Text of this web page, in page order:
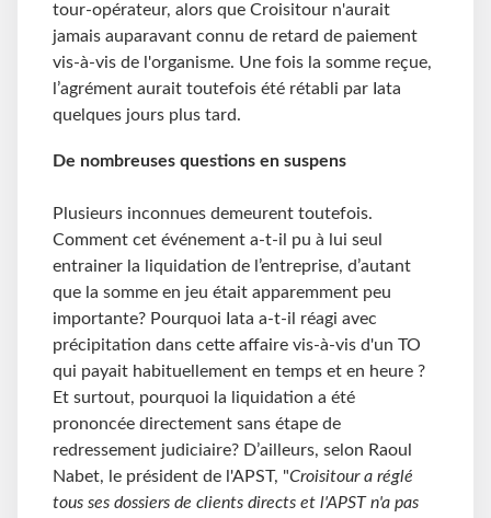
tour-opérateur, alors que Croisitour n'aurait
jamais auparavant connu de retard de paiement
vis-à-vis de l'organisme. Une fois la somme reçue,
l’agrément aurait toutefois été rétabli par Iata
quelques jours plus tard.
De nombreuses questions en suspens
Plusieurs inconnues demeurent toutefois.
Comment cet événement a-t-il pu à lui seul
entrainer la liquidation de l’entreprise, d’autant
que la somme en jeu était apparemment peu
importante? Pourquoi Iata a-t-il réagi avec
précipitation dans cette affaire vis-à-vis d'un TO
qui payait habituellement en temps et en heure ?
Et surtout, pourquoi la liquidation a été
prononcée directement sans étape de
redressement judiciaire? D’ailleurs, selon Raoul
Nabet, le président de l'APST, "Croisitour a réglé
tous ses dossiers de clients directs et l'APST n'a pas